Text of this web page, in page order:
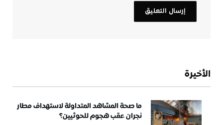
الأخيرة
ما صحة المشاهد المتداولة لاستهداف مطار
نجران عقب هجوم للحوثيين؟